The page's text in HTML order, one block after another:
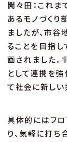
間々田：これま
あるモノづくり
ましたが、市
ることを目指
画されました。
として連携を
て社会に新しい
具体的にはフロ
り、気軽に打ち